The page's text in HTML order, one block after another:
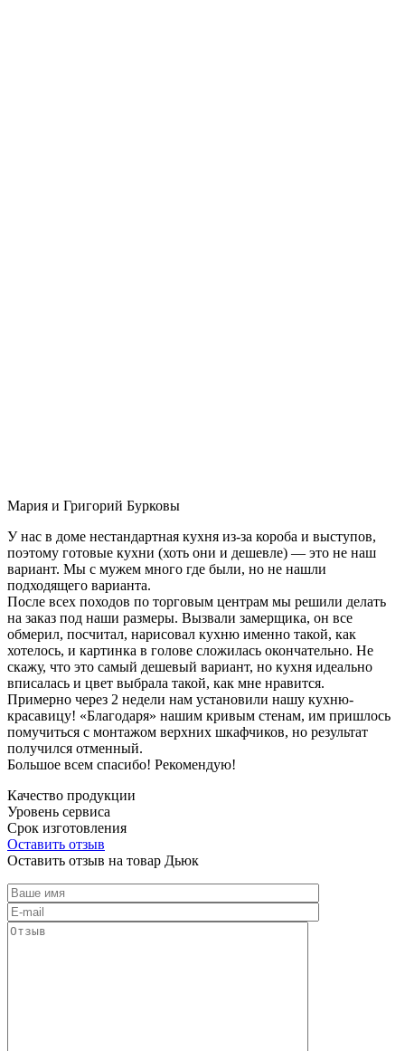
Мария и Григорий Бурковы
У нас в доме нестандартная кухня из-за короба и выступов,
поэтому готовые кухни (хоть они и дешевле) — это не наш
вариант. Мы с мужем много где были, но не нашли
подходящего варианта.
После всех походов по торговым центрам мы решили делать
на заказ под наши размеры. Вызвали замерщика, он все
обмерил, посчитал, нарисовал кухню именно такой, как
хотелось, и картинка в голове сложилась окончательно. Не
скажу, что это самый дешевый вариант, но кухня идеально
вписалась и цвет выбрала такой, как мне нравится.
Примерно через 2 недели нам установили нашу кухню-
красавицу! «Благодаря» нашим кривым стенам, им пришлось
помучиться с монтажом верхних шкафчиков, но результат
получился отменный.
Большое всем спасибо! Рекомендую!
Качество продукции
Уровень сервиса
Срок изготовления
Оставить отзыв
Оставить отзыв на товар Дьюк